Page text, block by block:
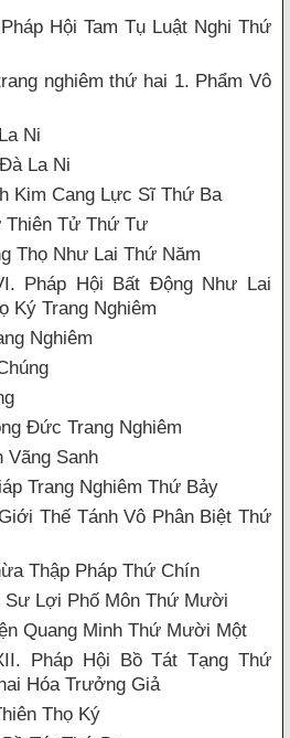
Hội Tam Tụ Luật Nghi Thứ
nghiêm thứ hai 1. Phẩm Vô
Ni
La Ni
Kim Cang Lực Sĩ Thứ Ba
Thiên Tử Thứ Tư
Thọ Như Lai Thứ Năm
Pháp Hội Bất Động Như Lai
Ký Trang Nghiêm
Nghiêm
Đức Trang Nghiêm
Vãng Sanh
Trang Nghiêm Thứ Bảy
Thế Tánh Vô Phân Biệt Thứ
Thập Pháp Thứ Chín
Sư Lợi Phố Môn Thứ Mười
Quang Minh Thứ Mười Một
Pháp Hội Bồ Tát Tạng Thứ
Hóa Trưởng Giả
Thọ Ký